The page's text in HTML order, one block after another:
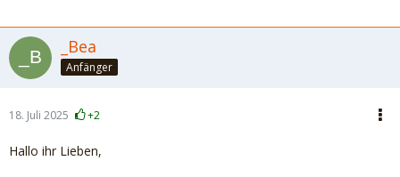
_Bea
Anfänger
18. Juli 2025 +2
Hallo ihr Lieben,